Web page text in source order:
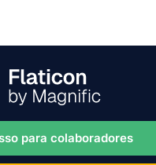
para colaboradores